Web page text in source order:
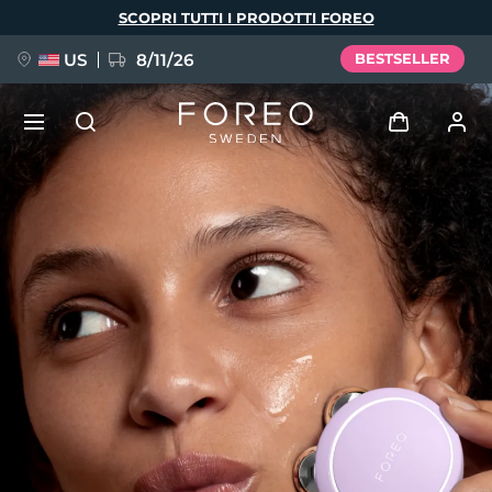
SCOPRI TUTTI I PRODOTTI FOREO
US 8/11/26 BESTSELLER
Accedi
Profilo utente
I miei dispositivi
I miei ordini
I miei indirizzi
I miei abbonamenti
NUOVO
FAQ™ Pure Beauty-Tech Elixir
BREAKING NEWS
issa™ Teeth Whitening Set
English Deutsch
Español
Français
Italiano
Português
Polski
Svenska
Türkçe
简体中文 繁體中文